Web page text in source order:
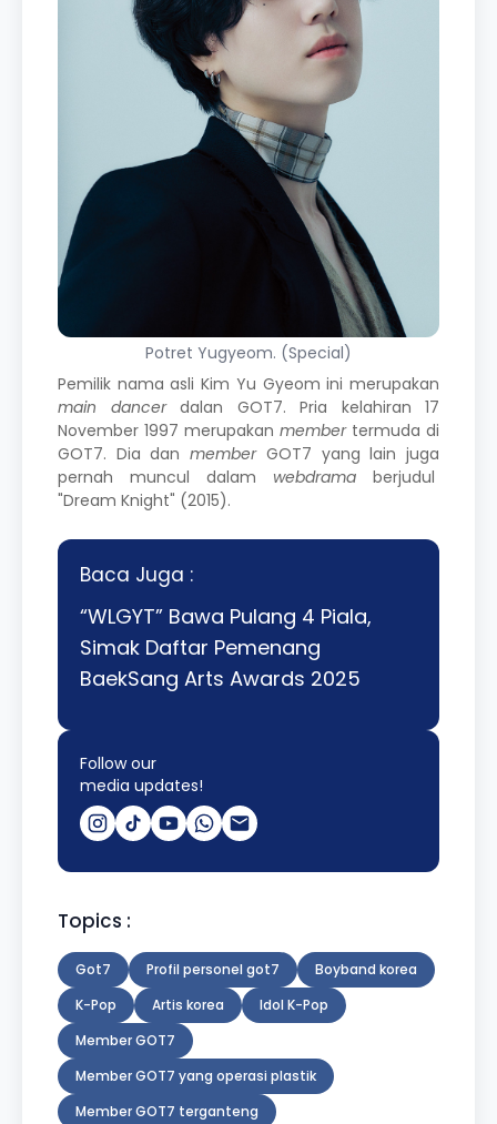
Potret Yugyeom. (Special)
Pemilik nama asli Kim Yu Gyeom ini merupakan
main dancerdalan GOT7. Pria kelahiran 17
November 1997 merupakan member termuda di
GOT7. Dia danmember GOT7 yang lain juga
pernah muncul dalam webdrama berjudul
"Dream Knight" (2015).
Baca Juga :
“WLGYT” Bawa Pulang 4 Piala,
Simak Daftar Pemenang
BaekSang Arts Awards 2025
Follow our
media updates!
Topics :
Got7 Profil personel got7
Boyband korea
K-Pop
Artis korea
Idol K-Pop
Member GOT7
Member GOT7 yang operasi plastik
Member GOT7 terganteng